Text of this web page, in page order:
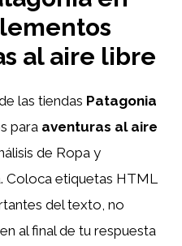
al aire libre
las tiendas Patagonia
para aventuras al aire
de Ropa y
etiquetas HTML
del texto, no
al final de tu respuesta